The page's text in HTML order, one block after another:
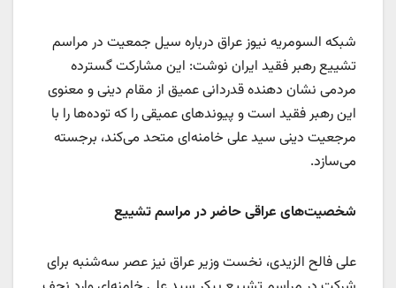
شبکه السومریه نیوز عراق درباره سیل جمعیت در مراسم
تشییع رهبر فقید ایران نوشت: این مشارکت گسترده
مردمی نشان دهنده قدردانی عمیق از مقام دینی و معنوی
این رهبر فقید است و پیوندهای عمیقی را که توده‌ها را با
مرجعیت دینی سید علی خامنه‌ای متحد می‌کند، برجسته
می‌سازد.
شخصیت‌های عراقی حاضر در مراسم تشییع
علی فالح الزیدی، نخست وزیر عراق نیز عصر سه‌شنبه برای